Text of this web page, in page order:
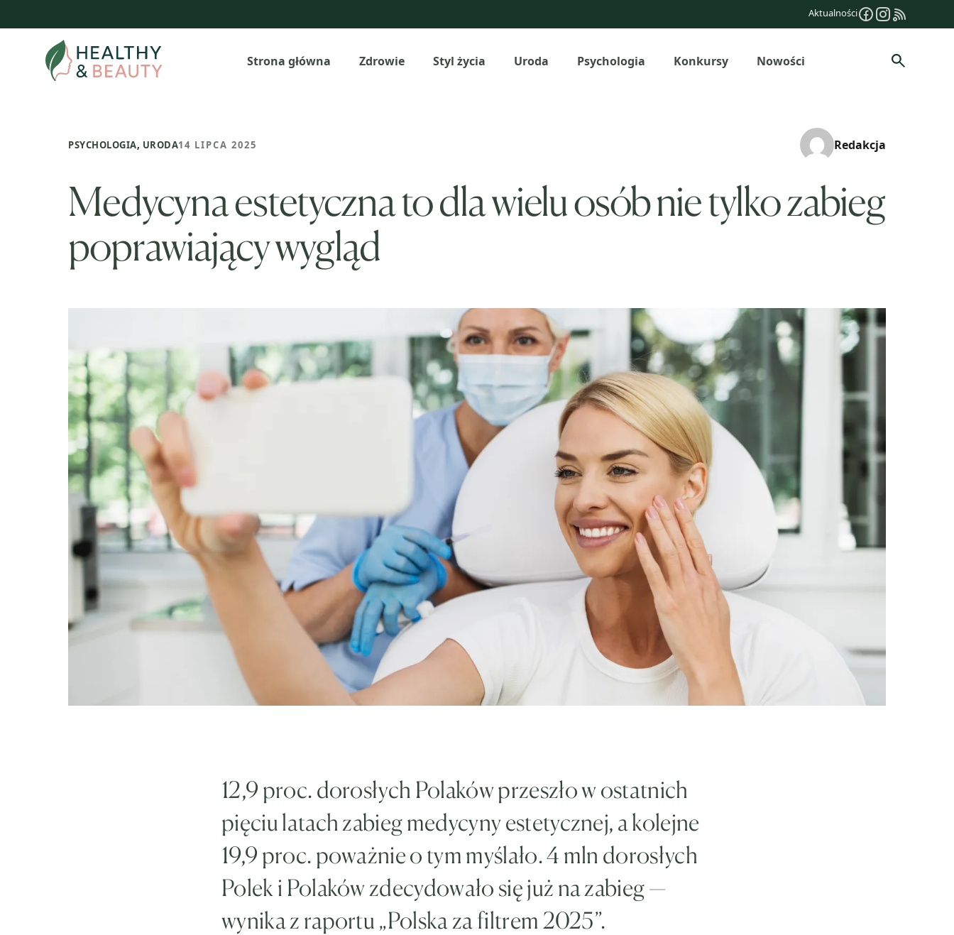
do
Aktualności
Strona główna Zdrowie Styl życia Uroda Psychologia Konkursy Nowości Szukaj
PSYCHOLOGIA, URODA14 LIPCA 2025 Redakcja
Medycyna estetyczna to dla wielu osób nie tylko zabieg
poprawiający wygląd
12,9 proc. dorosłych Polaków przeszło w ostatnich
pięciu latach zabieg medycyny estetycznej, a kolejne
19,9 proc. poważnie o tym myślało. 4 mln dorosłych
Polek i Polaków zdecydowało się już na zabieg —
wynika z raportu „Polska za filtrem 2025”.